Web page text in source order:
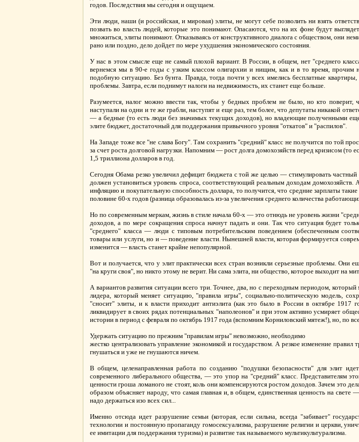
годов. Последствия мы сегодня и ощущаем.
Эти люди, наши (и российская, и мировая) элиты, не могут себе позволить ни взять
позвать во власть людей, которые это понимают. Опасаются, что на их фоне будут
множиться, элиты понимают. Отказываясь от конструктивного диалога с обществом, они
рано или поздно, дело дойдет по мере ухудшения экономического состояния.
У нас в этом смысле еще не самый плохой вариант. В России, в общем, нет "среднего
вернемся мы в 90-е годы с узким классом олигархии и нищим, как и в то время, прочим
подобную ситуацию. Без бунта. Правда, тогда почти у всех имелись бесплатные
проблемы. Завтра, если поднимут налоги на недвижимость, их станет еще больше.
Разумеется, налог можно ввести так, чтобы у бедных проблем не было, но кто поверит,
наступали на одни и те же грабли, наступят и еще раз, тем более, что депутаты никакой
— а бедные (то есть люди без значимых текущих доходов), но владеющие полученными
элите бюджет, достаточный для поддержания привычного уровня "откатов" и "распилов".
На Западе тоже все "не слава Богу". Там сохранить "средний" класс не получится по той
за счет роста долговой нагрузки. Напомним — рост долга домохозяйств перед кризисом (то
1,5 триллиона долларов в год.
Сегодня Обама резко увеличил дефицит бюджета с той же целью — стимулировать
должен установиться уровень спроса, соответствующий реальным доходам
инфляцию и покупательную способность доллара, то получится, что средние зарплаты
половине 60-х годов (разница образовалась из-за увеличения среднего количества
Но по современным меркам, жизнь в стиле начала 60-х — это отнюдь не уровень жизни
доходов, а по мере сокращения спроса начнут падать и они. Так что ситуация будет
"среднего" класса — люди с типовым потребительским поведением (обеспеченным
товары или услуги, но и — поведение власти. Нынешней власти, которая формируется
изменится — власть станет крайне непопулярной.
Вот и получается, что у элит практически всех стран возникли серьезные проблемы. Они
"на круги своя", но никто этому не верит. Ни сама элита, ни общество, которое выходит на
А вариантов развития ситуации всего три. Точнее, два, но с переходным периодом,
лидера, который меняет ситуацию, "правила игры", социально-политическую модель,
"сносит" элиты, и к власти приходит антиэлита (как это было в России в октябре 1917
ликвидирует в своих рядах потенциальных "наполеонов" и при этом активно усмиряет
истории в период с февраля по октябрь 1917 года (вспомним Корниловский мятеж!), но, по
Удержать ситуацию по прежним "правилам игры" невозможно, необходимо
жестко централизовать управление экономикой и государством. А резкое изменение
гнушаться и уже не гнушаются ничем.
В общем, целенаправленная работа по созданию "подушки безопасности" для элит
современного либерального общества, — это упор на "средний" класс. Представителям
ценности гроша ломаного не стоят, коль они компенсируются ростом доходов. Зачем это
образом объясняет народу, что самая главная и, в общем, единственная ценность на
надо держаться изо всех сил...
Именно отсюда идет разрушение семьи (которая, если сильна, всегда "забивает"
технологии и постоянную пропаганду гомосексуализма, разрушение религии и церкви,
ее имитации для поддержания туризма) и развитие так называемого мультикультурализма.